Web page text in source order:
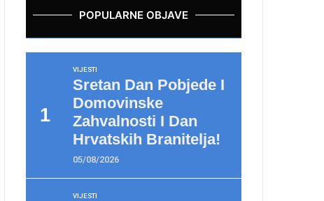
POPULARNE OBJAVE
VIJESTI
Sretan Dan Pobjede I
Domovinske
Zahvalnosti I Dan
Hrvatskih Branitelja!
05/08/2026
VIJESTI